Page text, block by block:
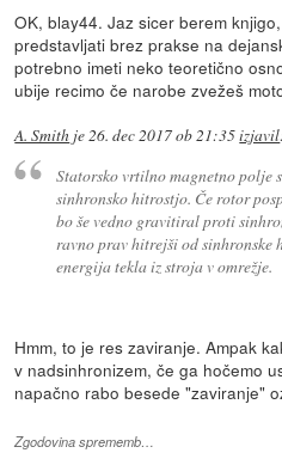
OK, blay44. Jaz sicer berem
predstavljati brez prakse na
potrebno imeti neko teoretično
ubije recimo če narobe zvežeš
A. Smith je26. dec 2017 ob 21:35izjavil
Statorsko vrtilno magnetno polje
sinhronsko hitrostjo. Če rotor
bo še vedno gravitiral proti
ravno prav hitrejši od sinhronske
energija tekla iz stroja v omrežje.
Hmm, to je res zaviranje. Ampak
v nadsinhronizem, če ga hočemo
napačno rabo besede "zaviranje"
Zgodovina sprememb…